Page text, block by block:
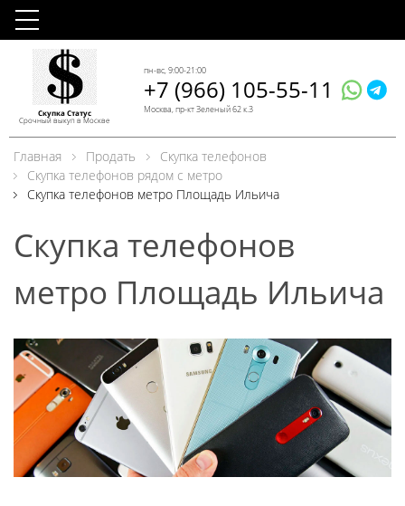
Скупка Статус
Срочный выкуп в Москве
пн-вс, 9:00-21:00
+7 (966) 105-55-11
Москва, пр-кт Зеленый 62 к.3
Главная Продать
Скупка телефонов
Скупка телефонов рядом с метро
Скупка телефонов метро Площадь Ильича
Скупка телефонов
метро Площадь Ильича